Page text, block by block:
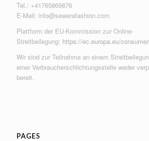
Tel.: +41765869876
E-Mail: info@sewerafashion.com
Plattform der EU-Kommission zur Online-
Streitbeilegung: https://ec.europa.eu/
Wir sind zur Teilnahme an einem
einer Verbraucherschlichtungsstelle weder
bereit.
PAGES